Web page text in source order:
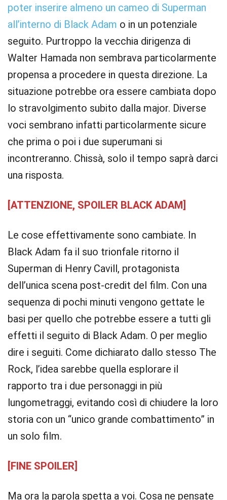
poter inserire almeno un cameo di Superman
all’interno di Black Adam o in un potenziale
seguito. Purtroppo la vecchia dirigenza di
Walter Hamada non sembrava particolarmente
propensa a procedere in questa direzione. La
situazione potrebbe ora essere cambiata dopo
lo stravolgimento subito dalla major. Diverse
voci sembrano infatti particolarmente sicure
che prima o poi i due superumani si
incontreranno. Chissà, solo il tempo saprà darci
una risposta.
[ATTENZIONE, SPOILER BLACK ADAM]
Le cose effettivamente sono cambiate. In
Black Adam fa il suo trionfale ritorno il
Superman di Henry Cavill, protagonista
dell’unica scena post-credit del film. Con una
sequenza di pochi minuti vengono gettate le
basi per quello che potrebbe essere a tutti gli
effetti il seguito di Black Adam. O per meglio
dire i seguiti. Come dichiarato dallo stesso The
Rock, l’idea sarebbe quella esplorare il
rapporto tra i due personaggi in più
lungometraggi, evitando così di chiudere la loro
storia con un “unico grande combattimento” in
un solo film.
[FINE SPOILER]
Ma ora la parola spetta a voi. Cosa ne pensate